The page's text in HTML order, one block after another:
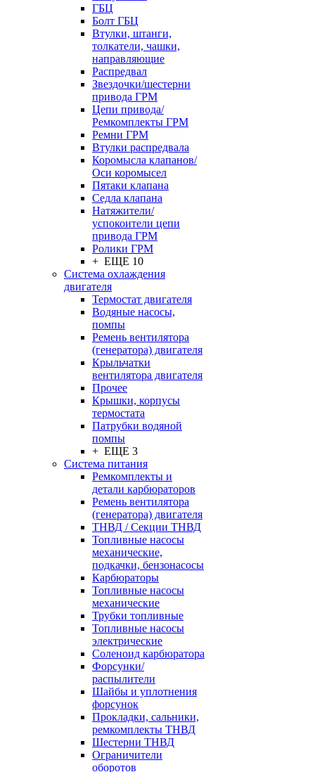
ГБЦ
Болт ГБЦ
Втулки, штанги,
толкатели, чашки,
направляющие
Распредвал
Звездочки/шестерни
привода ГРМ
Цепи привода/
Ремкомплекты ГРМ
Ремни ГРМ
Втулки распредвала
Коромысла клапанов/
Оси коромысел
Пятаки клапана
Седла клапана
Натяжители/
успокоители цепи
привода ГРМ
Ролики ГРМ
+ ЕЩЕ 10
Система охлаждения
двигателя
Термостат двигателя
Водяные насосы,
помпы
Ремень вентилятора
(генератора) двигателя
Крыльчатки
вентилятора двигателя
Прочее
Крышки, корпусы
термостата
Патрубки водяной
помпы
+ ЕЩЕ 3
Система питания
Ремкомплекты и
детали карбюраторов
Ремень вентилятора
(генератора) двигателя
ТНВД / Секции ТНВД
Топливные насосы
механические,
подкачки, бензонасосы
Карбюраторы
Топливные насосы
механические
Трубки топливные
Топливные насосы
электрические
Соленоид карбюратора
Форсунки/
распылители
Шайбы и уплотнения
форсунок
Прокладки, сальники,
ремкомплекты ТНВД
Шестерни ТНВД
Ограничители
оборотов